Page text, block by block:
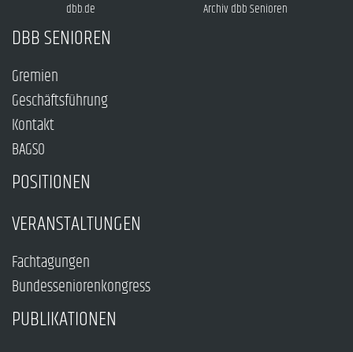
dbb.de Archiv dbb Senioren
DBB SENIOREN
Gremien
Geschäftsführung
Kontakt
BAGSO
POSITIONEN
VERANSTALTUNGEN
Fachtagungen
Bundesseniorenkongress
PUBLIKATIONEN